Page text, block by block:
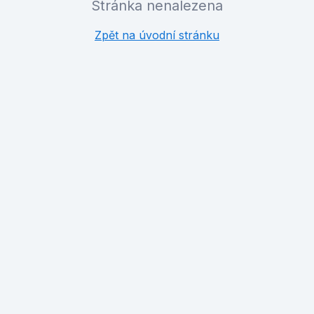
Stránka nenalezena
Zpět na úvodní stránku